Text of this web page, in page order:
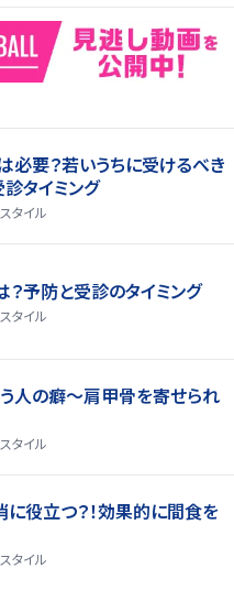
必要？若いうちに受けるべき
タイミング
タイル
予防と受診のタイミング
タイル
人の癖～肩甲骨を寄せられ
タイル
役立つ？！効果的に間食を
タイル